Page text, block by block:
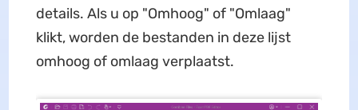
details. Als u op "Omhoog" of "Omlaag"
klikt, worden de bestanden in deze lijst
omhoog of omlaag verplaatst.